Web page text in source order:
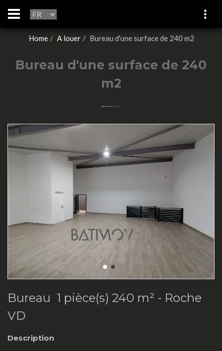
Home A louer Bureau d'une surface de 240 m2
Bureau d'une surface de 240
m2
Bureau 1 pièce(s) 240 m² - Roche
VD
Description